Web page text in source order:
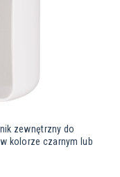
zewnętrzny do
kolorze czarnym lub